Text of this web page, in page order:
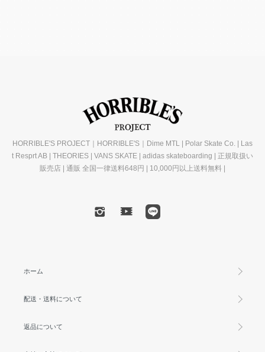
HORRIBLE'S PROJECT｜HORRIBLE'S｜Dime MTL | Polar Skate Co. | Las
t Resprt AB | THEORIES | VANS SKATE | adidas skateboarding | 正規取扱い
販売店 | 通販 全国一律送料648円 | 10,000円以上送料無料 |
ホーム
配送・送料について
返品について